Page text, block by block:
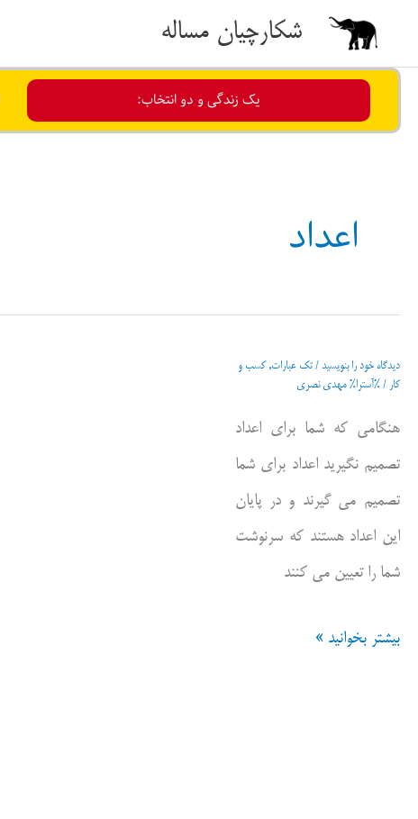
شکارچیان مساله
یک زندگی و دو انتخاب:
اعداد
دیدگاه‌ خود را بنویسید / تک عبارات,کسب و
کار / %آسترا% مهدی نصری
هنگامی که شما برای اعداد
تصمیم نگیرید اعداد برای شما
تصمیم می گیرند و در پایان
این اعداد هستند که سرنوشت
شما را تعیین می کنند
بیشتر بخوانید »